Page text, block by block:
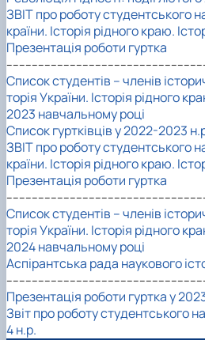
ЗВІТ про роботу студентського
країни. Історія рідного краю.
Презентація роботи гуртка
Список студентів – членів
торія України. Історія рідного
2023 навчальному році
Список гурткiвцiв у 2022-2023
ЗВІТ про роботу студентського
країни. Історія рідного краю.
Презентація роботи гуртка
Список студентів – членів
торія України. Історія рідного
2024 навчальному році
Аспірантська рада наукового
Презентація роботи гуртка у
Звіт про роботу студентського
4 н.р.